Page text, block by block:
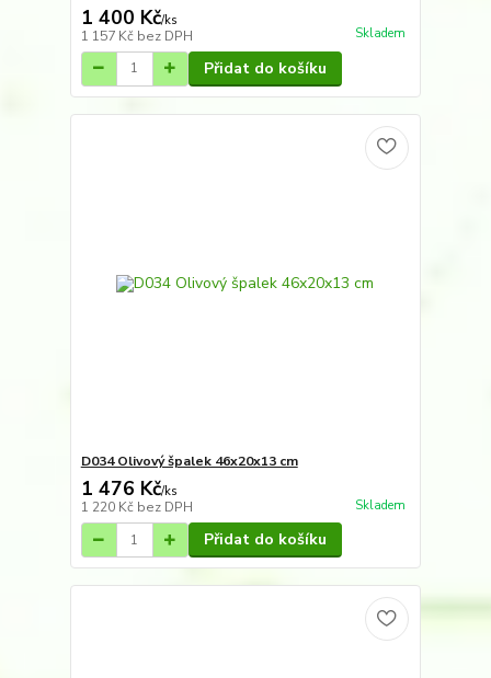
1 400 Kč/ks
1 157 Kč bez DPH Skladem
Přidat do košíku
D034 Olivový špalek 46x20x13 cm
1 476 Kč/ks
1 220 Kč bez DPH Skladem
Přidat do košíku